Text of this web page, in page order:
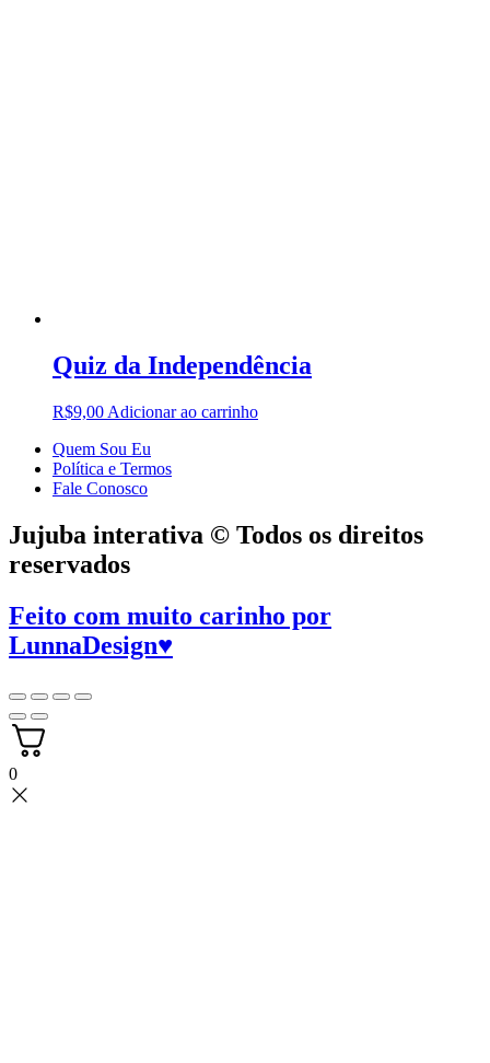
Quiz da Independência
R$9,00 Adicionar ao carrinho
Quem Sou Eu
Política e Termos
Fale Conosco
Jujuba interativa © Todos os direitos
reservados
Feito com muito carinho por
LunnaDesign♥
0